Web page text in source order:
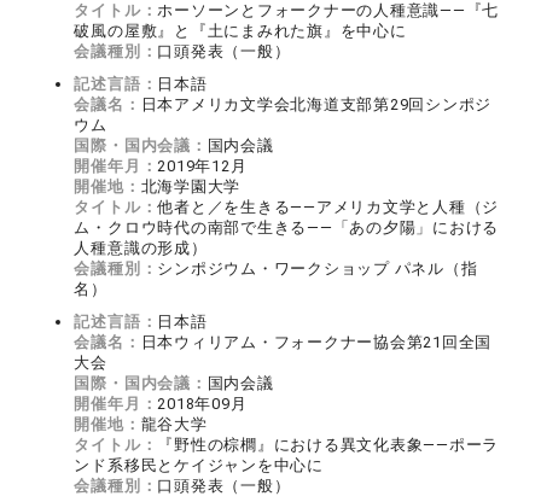
タイトル：ホーソーンとフォークナーの人種意識――『七
破風の屋敷』と『土にまみれた旗』を中心に
会議種別： 口頭発表（一般）
記述言語： 日本語
会議名： 日本アメリカ文学会北海道支部第29回シンポジ
ウム
国際・国内会議： 国内会議
開催年月：2019年12月
開催地： 北海学園大学
タイトル：他者と／を生きる――アメリカ文学と人種（ジ
ム・クロウ時代の南部で生きる――「あの夕陽」における
人種意識の形成）
会議種別： シンポジウム・ワークショップ パネル（指
名）
記述言語： 日本語
会議名： 日本ウィリアム・フォークナー協会第21回全国
大会
国際・国内会議： 国内会議
開催年月：2018年09月
開催地： 龍谷大学
タイトル：
『野性の棕櫚』における異文化表象――ポーラ
ンド系移民とケイジャンを中心に
会議種別： 口頭発表（一般）